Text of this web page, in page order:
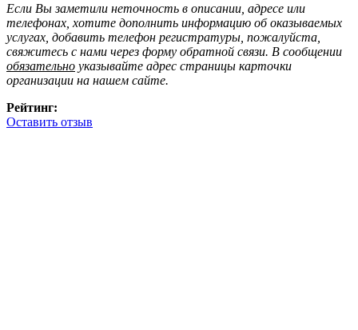
Если Вы заметили неточность в описании, адресе или
телефонах, хотите дополнить информацию об оказываемых
услугах, добавить телефон регистратуры, пожалуйста,
свяжитесь с нами через форму обратной связи. В сообщении
обязательно указывайте адрес страницы карточки
организации на нашем сайте.
Рейтинг:
Оставить отзыв